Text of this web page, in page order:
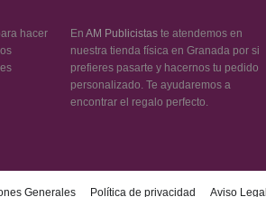
hacer
En AM Publicistas te atendemos en
nuestra tienda física en Granada por si
prefieres pasarte y hacernos tu pedido
personalizado. Te ayudaremos a
encontrar el regalo perfecto.
Generales Política de privacidad Aviso Legal